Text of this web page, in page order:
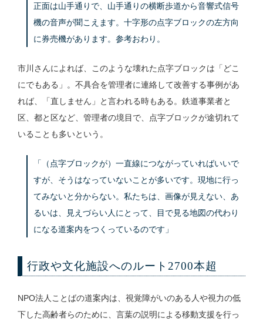
正面は山手通りで、山手通りの横断歩道から音響式信号
機の音声が聞こえます。十字形の点字ブロックの左方向
に券売機があります。参考おわり。
市川さんによれば、このような壊れた点字ブロックは「どこ
にでもある」。不具合を管理者に連絡して改善する事例があ
れば、「直しません」と言われる時もある。鉄道事業者と
区、都と区など、管理者の境目で、点字ブロックが途切れて
いることも多いという。
「（点字ブロックが）一直線につながっていればいいで
すが、そうはなっていないことが多いです。現地に行っ
てみないと分からない。私たちは、画像が見えない、あ
るいは、見えづらい人にとって、目で見る地図の代わり
になる道案内をつくっているのです」
行政や文化施設へのルート2700本超
NPO法人ことばの道案内は、視覚障がいのある人や視力の低
下した高齢者らのために、言葉の説明による移動支援を行っ